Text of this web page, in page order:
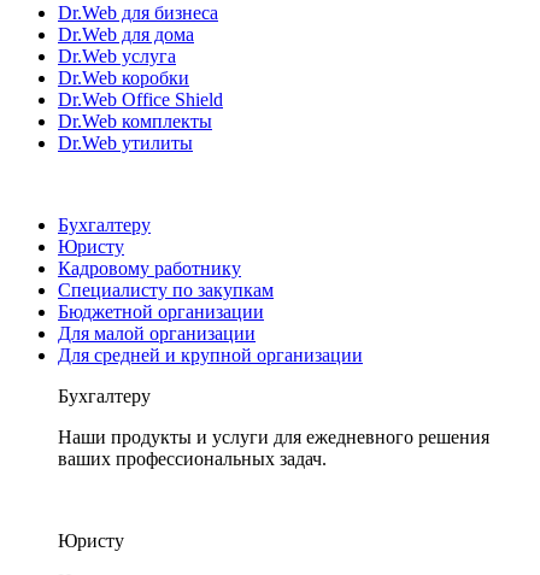
Dr.Web для бизнеса
Dr.Web для дома
Dr.Web услуга
Dr.Web коробки
Dr.Web Office Shield
Dr.Web комплекты
Dr.Web утилиты
Бухгалтеру
Юристу
Кадровому работнику
Специалисту по закупкам
Бюджетной организации
Для малой организации
Для средней и крупной организации
Бухгалтеру
Наши продукты и услуги для ежедневного решения
ваших профессиональных задач.
Юристу